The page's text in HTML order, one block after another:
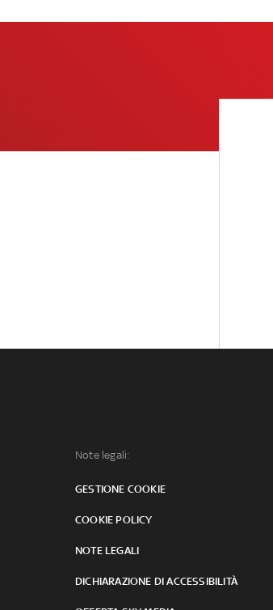
Note legali:
GESTIONE COOKIE
COOKIE POLICY
NOTE LEGALI
DICHIARAZIONE DI ACCESSIBILITÀ